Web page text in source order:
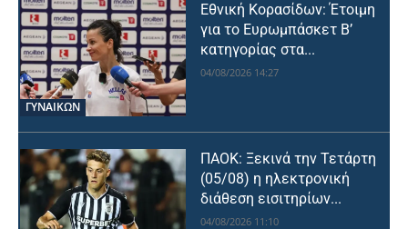
ΓΥΝΑΙΚΩΝ
Εθνική Κορασίδων: Έτοιμη
για το Ευρωμπάσκετ Β’
κατηγορίας στα...
04/08/2026 14:27
ΠΑΟΚ: Ξεκινά την Τετάρτη
(05/08) η ηλεκτρονική
διάθεση εισιτηρίων...
04/08/2026 11:10